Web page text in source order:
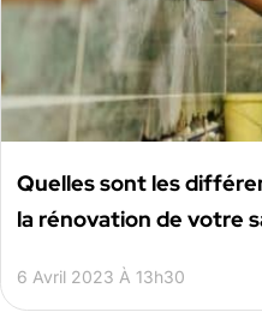
Quelles sont les
la rénovation de votre
6 Avril 2023 À 13h30